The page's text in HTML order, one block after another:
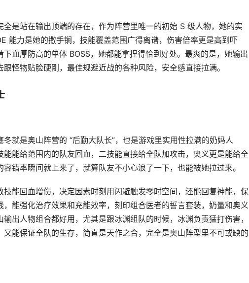
是站在输出顶端的存在，作为阵营里唯一的初始 S 级人物，她的实
能力是她的撒手锏，技能覆盖范围广得离谱，伤害倍率更是高到吓
血厚防高的单体 BOSS，她都能拿捏得恰到好处。最爽的是，她输出
怪物贴脸硬刚，最佳规避近战的各种风险，安全感直接拉满。
就是奥山阵营的 “后勤大队长”，也是游戏里实用性拉满的奶妈人
能给范围内的队友回血，二技能直接给全队加攻击，奥义更是能给全
错率瞬间就上来了，就算队友不小心浪了一下，也能被她拉过来。
能回血增伤，决定因素时刻用闪避触发零时空间，还能回复神能，保
能强化治疗效果和充能效率，刻印组合医者的誓言套装，奶量和奥义
出人物组合都好用，尤其是跟冰渊组队的时候，冰渊负责猛打伤害，
能保证全队的生存，简直是天作之合，完全是奥山阵型里不可或缺的